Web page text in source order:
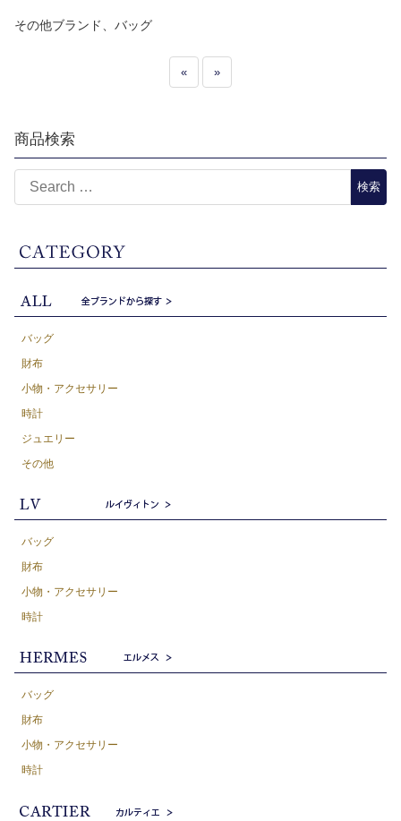
その他ブランド、バッグ
« »
商品検索
バッグ
財布
小物・アクセサリー
時計
ジュエリー
その他
バッグ
財布
小物・アクセサリー
時計
バッグ
財布
小物・アクセサリー
時計